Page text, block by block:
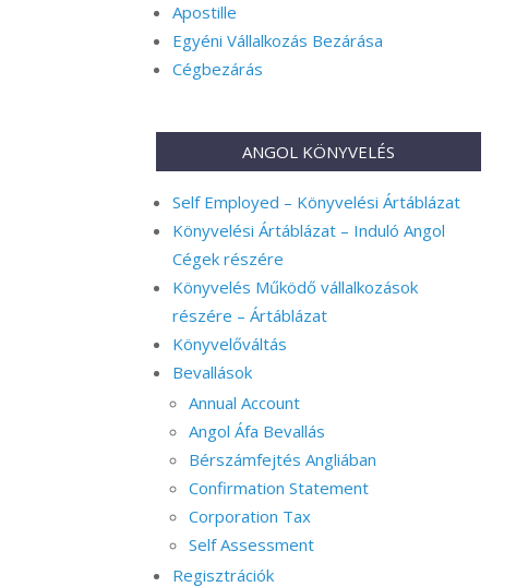
Apostille
Egyéni Vállalkozás Bezárása
Cégbezárás
ANGOL KÖNYVELÉS
Self Employed – Könyvelési Ártáblázat
Könyvelési Ártáblázat – Induló Angol
Cégek részére
Könyvelés Működő vállalkozások
részére – Ártáblázat
Könyvelőváltás
Bevallások
Annual Account
Angol Áfa Bevallás
Bérszámfejtés Angliában
Confirmation Statement
Corporation Tax
Self Assessment
Regisztrációk